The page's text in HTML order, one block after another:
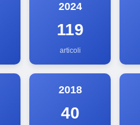
2024
119
articoli
2018
40